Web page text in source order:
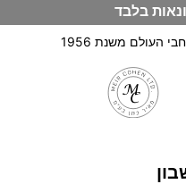
בלבד
העולם משנת 1956